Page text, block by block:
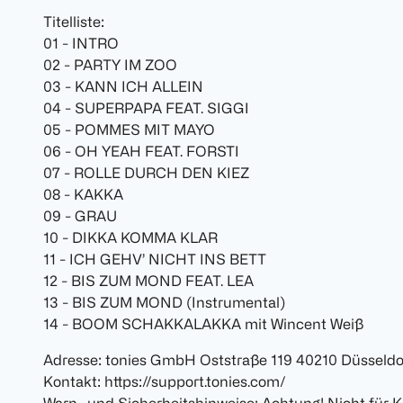
Titelliste:
01 - INTRO
02 - PARTY IM ZOO
03 - KANN ICH ALLEIN
04 - SUPERPAPA FEAT. SIGGI
05 - POMMES MIT MAYO
06 - OH YEAH FEAT. FORSTI
07 - ROLLE DURCH DEN KIEZ
08 - KAKKA
09 - GRAU
10 - DIKKA KOMMA KLAR
11 - ICH GEHV’ NICHT INS BETT
12 - BIS ZUM MOND FEAT. LEA
13 - BIS ZUM MOND (Instrumental)
14 - BOOM SCHAKKALAKKA mit Wincent Weiß
Adresse: tonies GmbH Oststraße 119 40210
Kontakt: https://support.tonies.com/